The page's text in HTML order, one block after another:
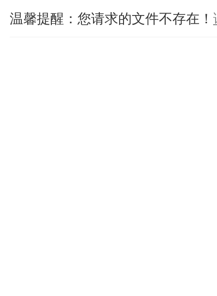
温馨提醒：您请求的文件不存在！